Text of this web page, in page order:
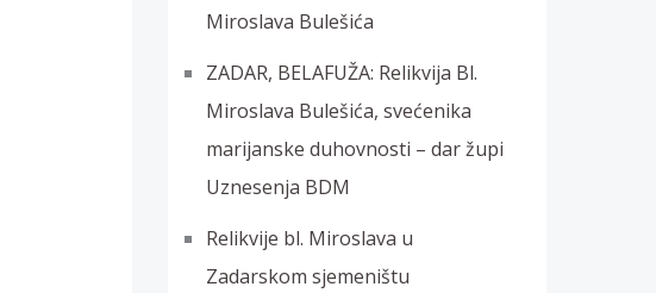
Miroslava Bulešića
ZADAR, BELAFUŽA: Relikvija Bl.
Miroslava Bulešića, svećenika
marijanske duhovnosti – dar župi
Uznesenja BDM
Relikvije bl. Miroslava u
Zadarskom sjemeništu